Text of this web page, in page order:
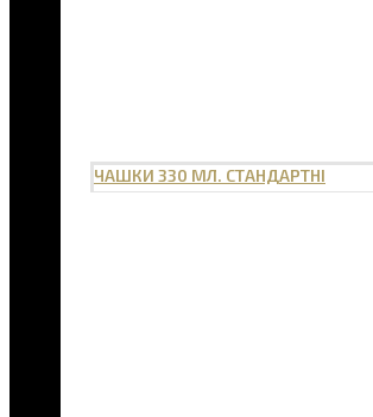
ЧАШКИ 330 МЛ. СТАНДАРТНІ